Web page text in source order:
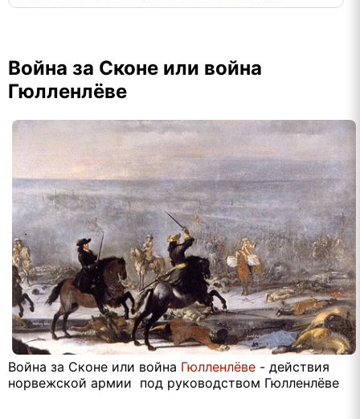
Война за Сконе или война
Гюлленлёве
Война за Сконе или война Гюлленлёве - действия
норвежской армии под руководством Гюлленлёве